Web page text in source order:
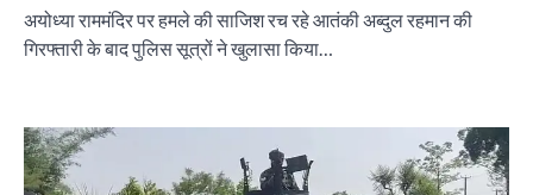
अयोध्या राममंदिर पर हमले की साजिश रच रहे आतंकी अब्दुल रहमान की
गिरफ्तारी के बाद पुलिस सूत्रों ने खुलासा किया…